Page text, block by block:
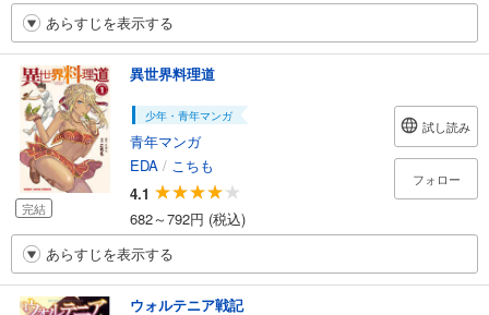
あらすじを表示する
完結
異世界料理道
少年・青年マンガ
青年マンガ
EDA / こちも
4.1
682～792円 (税込)
試し読み
フォロー
あらすじを表示する
ウォルテニア戦記